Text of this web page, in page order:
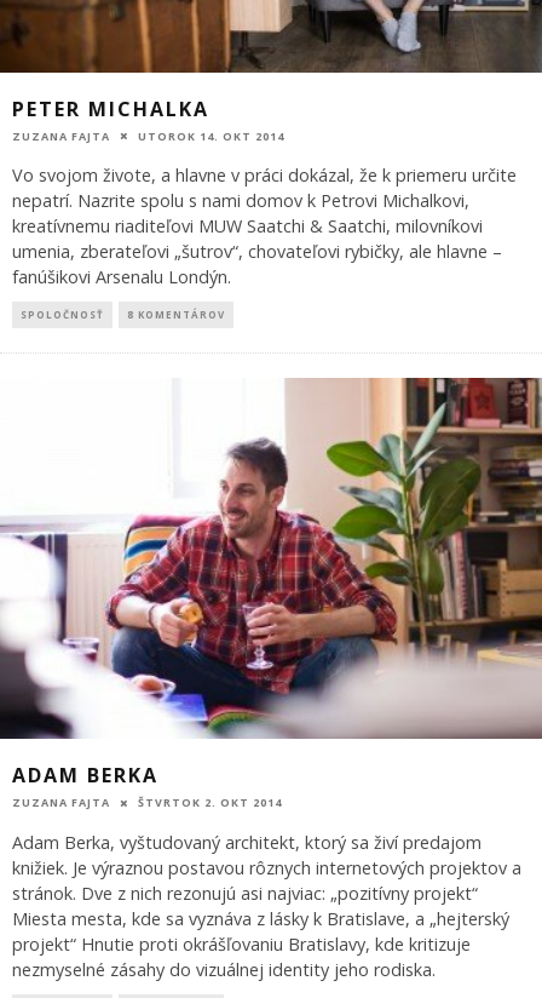
PETER MICHALKA
ZUZANA FAJTA UTOROK 14. OKT 2014
Vo svojom živote, a hlavne v práci dokázal, že k priemeru určite
nepatrí. Nazrite spolu s nami domov k Petrovi Michalkovi,
kreatívnemu riaditeľovi MUW Saatchi & Saatchi, milovníkovi
umenia, zberateľovi „šutrov“, chovateľovi rybičky, ale hlavne –
fanúšikovi Arsenalu Londýn.
SPOLOČNOSŤ 8 KOMENTÁROV
ADAM BERKA
ZUZANA FAJTA ŠTVRTOK 2. OKT 2014
Adam Berka, vyštudovaný architekt, ktorý sa živí predajom
knižiek. Je výraznou postavou rôznych internetových projektov a
stránok. Dve z nich rezonujú asi najviac: „pozitívny projekt“
Miesta mesta, kde sa vyznáva z lásky k Bratislave, a „hejterský
projekt“ Hnutie proti okrášľovaniu Bratislavy, kde kritizuje
nezmyselné zásahy do vizuálnej identity jeho rodiska.